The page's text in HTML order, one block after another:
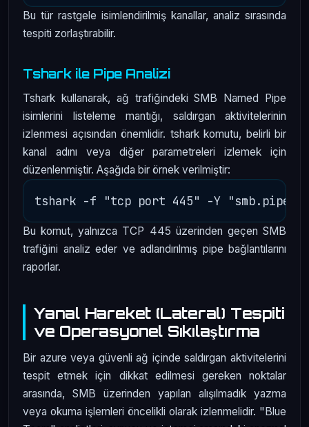
Bu tür rastgele isimlendirilmiş kanallar, analiz sırasında
tespiti zorlaştırabilir.
Tshark ile Pipe Analizi
Tshark kullanarak, ağ trafiğindeki SMB Named Pipe
isimlerini listeleme mantığı, saldırgan aktivitelerinin
izlenmesi açısından önemlidir. tshark komutu, belirli bir
kanal adını veya diğer parametreleri izlemek için
düzenlenmiştir. Aşağıda bir örnek verilmiştir:
Bu komut, yalnızca TCP 445 üzerinden geçen SMB
trafiğini analiz eder ve adlandırılmış pipe bağlantılarını
raporlar.
Yanal Hareket (Lateral) Tespiti
ve Operasyonel Sıkılaştırma
Bir azure veya güvenli ağ içinde saldırgan aktivitelerini
tespit etmek için dikkat edilmesi gereken noktalar
arasında, SMB üzerinden yapılan alışılmadık yazma
veya okuma işlemleri öncelikli olarak izlenmelidir. "Blue